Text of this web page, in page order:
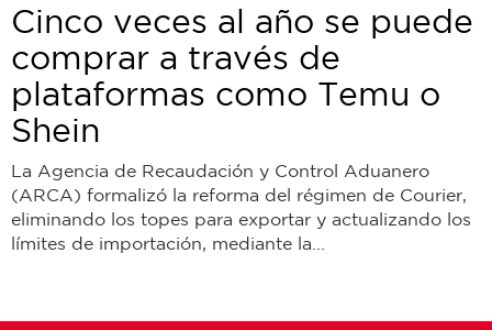
Cinco veces al año se puede
comprar a través de
plataformas como Temu o
Shein
La Agencia de Recaudación y Control Aduanero
(ARCA) formalizó la reforma del régimen de Courier,
eliminando los topes para exportar y actualizando los
límites de importación, mediante la...